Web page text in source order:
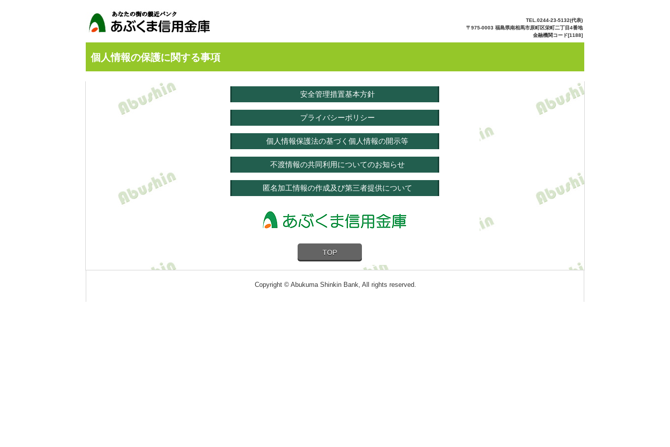
TEL.0244-23-5132(代表)
〒975-0003 福島県南相馬市原町区栄町二丁目4番地
金融機関コード[1188]
個人情報の保護に関する事項
安全管理措置基本方針
プライバシーポリシー
個人情報保護法の基づく個人情報の開示等
不渡情報の共同利用についてのお知らせ
匿名加工情報の作成及び第三者提供について
TOP
Copyright © Abukuma Shinkin Bank, All rights reserved.